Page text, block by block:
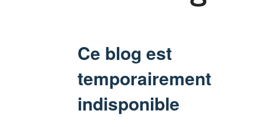
Ce blog est
temporairement
indisponible